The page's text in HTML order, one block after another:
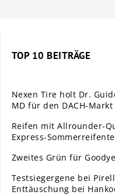
TOP 10 BEITRÄGE
Nexen Tire holt Dr.
MD für den DACH-Markt
Reifen mit Allrounder-
Express-
Zweites Grün für
Testsiegergene bei
Enttäuschung bei